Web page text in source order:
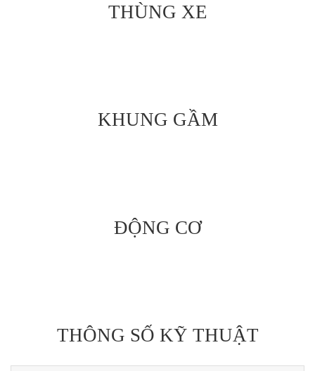
THÙNG XE
KHUNG GẦM
ĐỘNG CƠ
THÔNG SỐ KỸ THUẬT